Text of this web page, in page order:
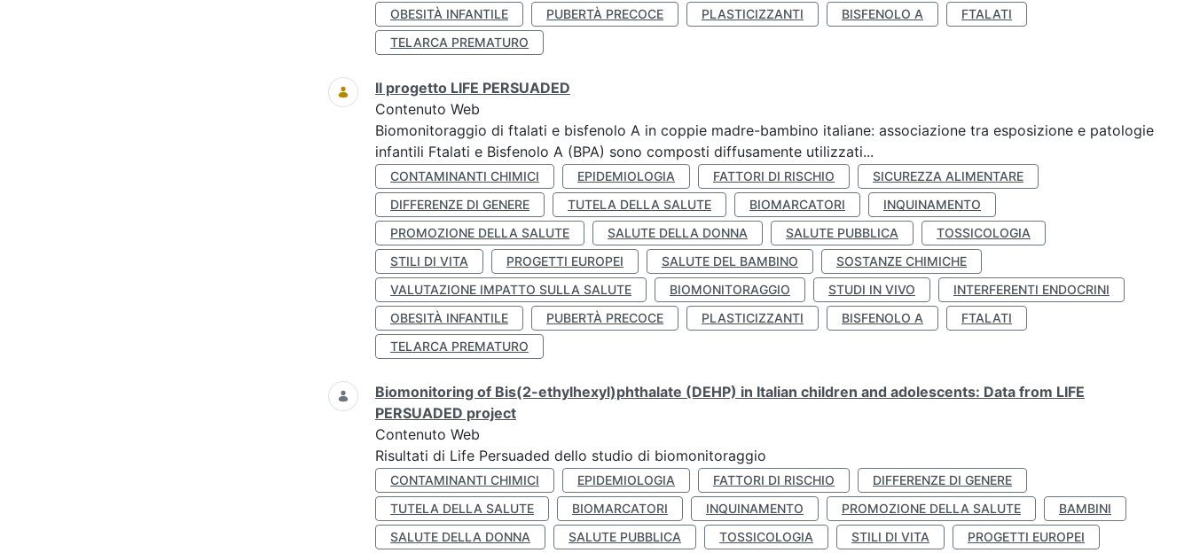
OBESITÀ INFANTILE
PUBERTÀ PRECOCE PLASTICIZZANTI BISFENOLO A
FTALATI
TELARCA PREMATURO
Il progetto LIFE PERSUADED
Contenuto Web
Biomonitoraggio di ftalati e bisfenolo A in coppie madre-bambino italiane: associazione tra esposizione e patologie
infantili Ftalati e Bisfenolo A (BPA) sono composti diffusamente utilizzati...
CONTAMINANTI CHIMICI EPIDEMIOLOGIA FATTORI DI RISCHIO
SICUREZZA ALIMENTARE
DIFFERENZE DI GENERE
TUTELA DELLA SALUTE BIOMARCATORI
INQUINAMENTO
PROMOZIONE DELLA SALUTE
SALUTE DELLA DONNA SALUTE PUBBLICA
TOSSICOLOGIA
STILI DI VITA
PROGETTI EUROPEI SALUTE DEL BAMBINO
SOSTANZE CHIMICHE
VALUTAZIONE IMPATTO SULLA SALUTE
BIOMONITORAGGIO STUDI IN VIVO
INTERFERENTI ENDOCRINI
OBESITÀ INFANTILE
PUBERTÀ PRECOCE PLASTICIZZANTI BISFENOLO A
FTALATI
TELARCA PREMATURO
Biomonitoring of Bis(2-ethylhexyl)phthalate (DEHP) in Italian children and adolescents: Data from LIFE
PERSUADED project
Contenuto Web
Risultati di Life Persuaded dello studio di biomonitoraggio
CONTAMINANTI CHIMICI EPIDEMIOLOGIA FATTORI DI RISCHIO
DIFFERENZE DI GENERE
TUTELA DELLA SALUTE
BIOMARCATORI INQUINAMENTO PROMOZIONE DELLA SALUTE
BAMBINI
SALUTE DELLA DONNA
SALUTE PUBBLICA TOSSICOLOGIA STILI DI VITA
PROGETTI EUROPEI